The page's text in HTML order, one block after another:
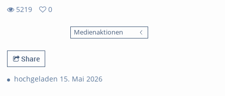
5219
0
Medienaktionen
Share
hochgeladen 15. Mai 2026